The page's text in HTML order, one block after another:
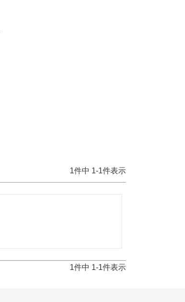
1件中 1-1件表示
1件中 1-1件表示